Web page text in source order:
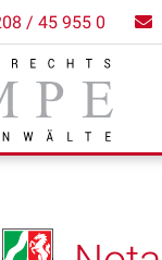
/ 45 955 0